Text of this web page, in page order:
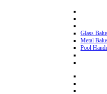
Glass
Metal
Pool